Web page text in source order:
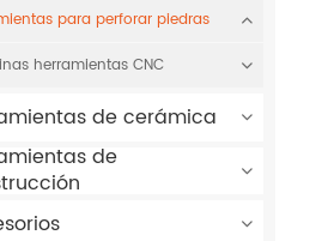
para perforar piedras
herramientas CNC
de cerámica
de